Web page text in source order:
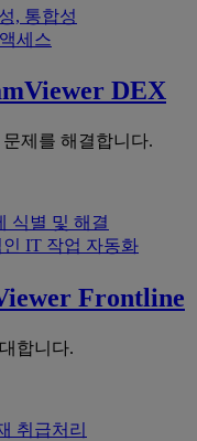
, 통합성
세스
DEX
제를 해결합니다.
식별 및 해결
IT 작업 자동화
Frontline
합니다.
취급처리